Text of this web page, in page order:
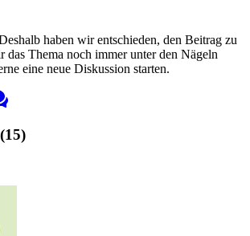
haben wir entschieden, den Beitrag zu
das Thema noch immer unter den Nägeln
eine neue Diskussion starten.
(15)